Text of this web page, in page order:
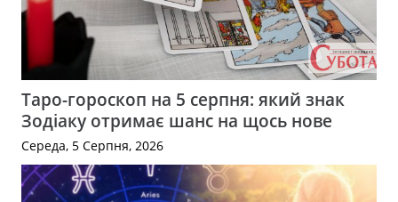
Таро-гороскоп на 5 серпня: який знак
Зодіаку отримає шанс на щось нове
Середа, 5 Серпня, 2026